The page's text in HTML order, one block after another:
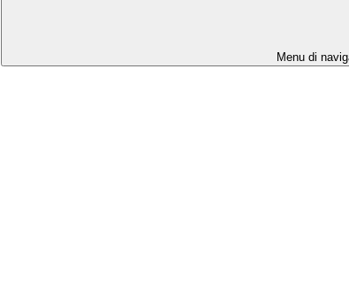
Menu di